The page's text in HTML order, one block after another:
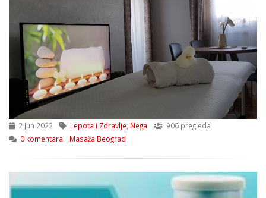
2 Jun 2022 Lepota i Zdravlje Nega
906 pregleda
0 komentara
Masaža Beograd